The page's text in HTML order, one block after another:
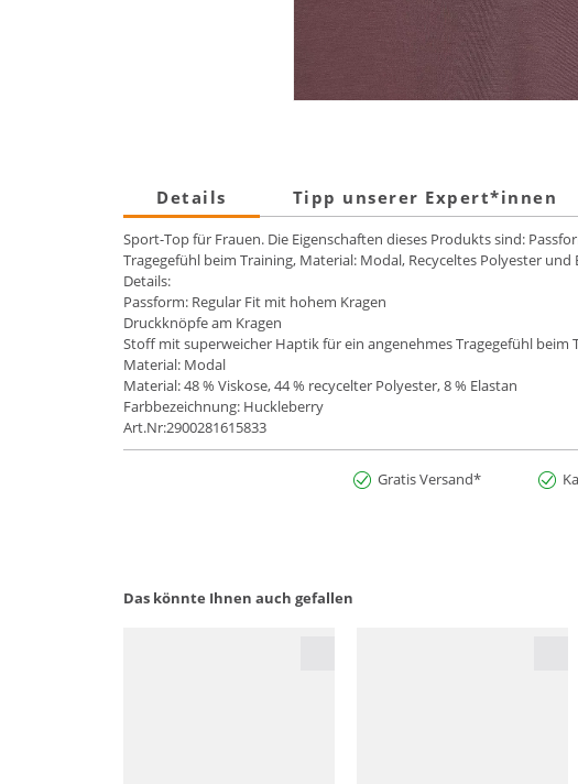
Details Tipp unserer Expert*innen
Sport-Top für Frauen. Die Eigenschaften dieses Produkts sind:
Tragegefühl beim Training, Material: Modal, Recyceltes Polyester und
Details:
Passform: Regular Fit mit hohem Kragen
Druckknöpfe am Kragen
Stoff mit superweicher Haptik für ein angenehmes Tragegefühl beim
Material: Modal
Material: 48 % Viskose, 44 % recycelter Polyester, 8 % Elastan
Farbbezeichnung: Huckleberry
Art.Nr:2900281615833
Gratis Versand*
Das könnte Ihnen auch gefallen